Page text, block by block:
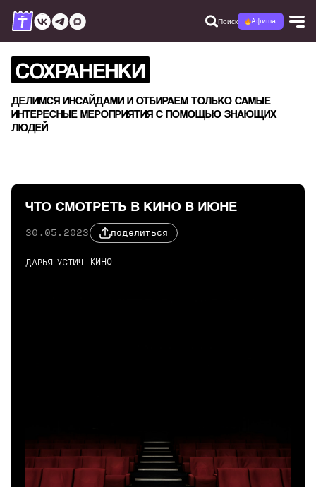
Поиск Афиша
СОХРАНЕНКИ
ДЕЛИМСЯ ИНСАЙДАМИ И ОТБИРАЕМ ТОЛЬКО САМЫЕ
ИНТЕРЕСНЫЕ МЕРОПРИЯТИЯ С ПОМОЩЬЮ ЗНАЮЩИХ
ЛЮДЕЙ
ЧТО СМОТРЕТЬ В КИНО В ИЮНЕ
30.05.2023 поделиться
ДАРЬЯ УСТИЧ КИНО